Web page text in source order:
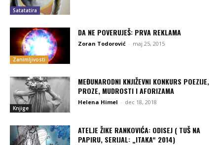
Satatatira
Zanimljivosti
DA NE POVERUJEŠ: PRVA REKLAMA
Zoran Todorović - maj 25, 2015
Knjige
MEĐUNARODNI KNJIŽEVNI KONKURS POEZIJE,
PROZE, MUDROSTI I AFORIZAMA
Helena Himel - dec 18, 2018
ATELJE ŽIKE RANKOVIĆA: ODISEJ ( TUŠ NA
PAPIRU, SERIJAL: „ITAKA“ 2014)